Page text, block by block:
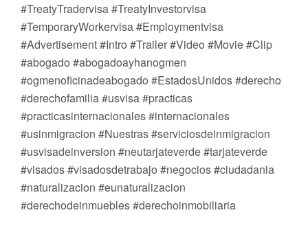
#TreatyTradervisa #TreatyInvestorvisa
#TemporaryWorkervisa #Employmentvisa
#Advertisement #Intro #Trailer #Video #Movie #Clip
#abogado #abogadoayhanogmen
#ogmenoficinadeabogado #EstadosUnidos #derecho
#derechofamilia #usvisa #practicas
#practicasinternacionales #internacionales
#usinmigracion #Nuestras #serviciosdeinmigracion
#usvisadeinversion #neutarjateverde #tarjateverde
#visados #visadosdetrabajo #negocios #ciudadania
#naturalizacion #eunaturalizacion
#derechodeinmuebles #derechoinmobiliaria